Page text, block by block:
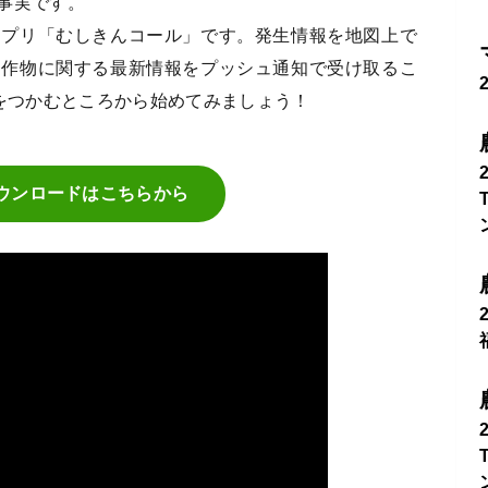
リ「むしきんコール」です。発生情報を地図上で
物に関する最新情報をプッシュ通知で受け取るこ
かむところから始めてみましょう！
ンロードはこちらから